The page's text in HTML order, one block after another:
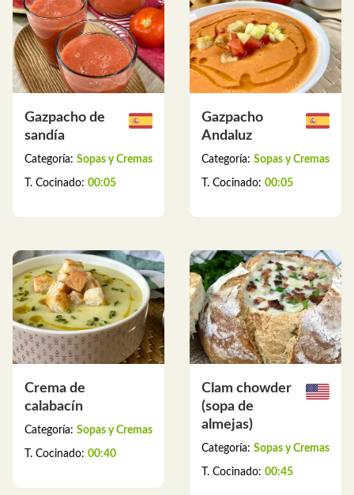
Gazpacho de
sandía
Categoría: Sopas y Cremas
T. Cocinado: 00:05
Gazpacho
Andaluz
Categoría: Sopas y Cremas
T. Cocinado: 00:05
Crema de
calabacín
Categoría: Sopas y Cremas
T. Cocinado: 00:40
Clam chowder
(sopa de
almejas)
Categoría: Sopas y Cremas
T. Cocinado: 00:45